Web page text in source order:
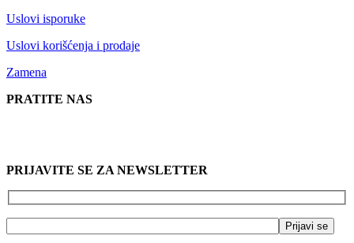
Uslovi isporuke
Uslovi korišćenja i prodaje
Zamena
PRATITE NAS
PRIJAVITE SE ZA NEWSLETTER